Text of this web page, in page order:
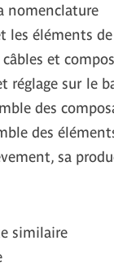
nomenclature
éléments
et
réglage sur le
des
des
sa
similaire